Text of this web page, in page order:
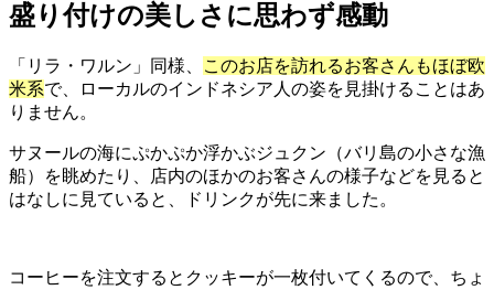
盛り付けの美しさに思わず感動
「リラ・ワルン」同様、
このお店を訪れるお客さんもほぼ欧
米系で、ローカルのインドネシア人の姿を見掛けることはあ
りません。
サヌールの海にぷかぷか浮かぶジュクン（バリ島の小さな漁
船）を眺めたり、店内のほかのお客さんの様子などを見ると
はなしに見ていると、ドリンクが先に来ました。
コーヒーを注文するとクッキーが一枚付いてくるので、ちょ